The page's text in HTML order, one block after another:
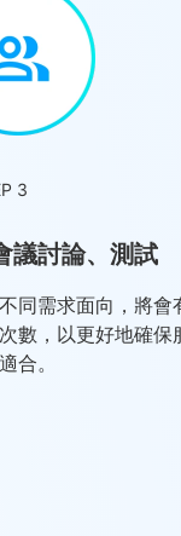
3
議討論、測試
同需求面向，將會
數，以更好地確保
合。